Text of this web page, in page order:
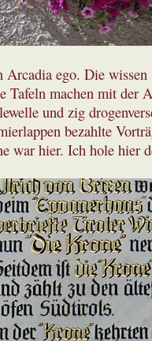
Arcadia ego. Die
Tafeln machen mit der
und zig
bezahlte
war hier. Ich hole hier